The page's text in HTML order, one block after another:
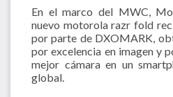
En el marco del MWC,
nuevo motorola razr fold
por parte de DXOMARK,
por excelencia en imagen y
mejor cámara en un
global.